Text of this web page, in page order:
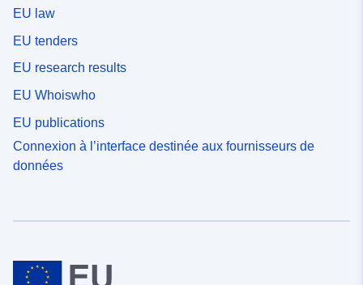
EU law
EU tenders
EU research results
EU Whoiswho
EU publications
Connexion à l’interface destinée aux fournisseurs de
données